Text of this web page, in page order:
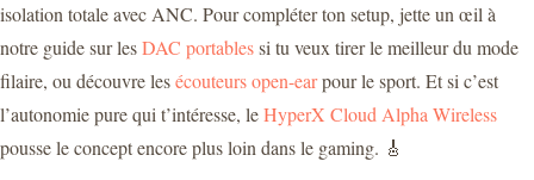
isolation totale avec ANC. Pour compléter ton setup, jette un œil à
notre guide sur lesDAC portablessi tu veux tirer le meilleur du mode
filaire, ou découvre lesécouteurs open-earpour le sport. Et si c’est
l’autonomie pure qui t’intéresse, leHyperX Cloud Alpha Wireless
pousse le concept encore plus loin dans le gaming. 🎸